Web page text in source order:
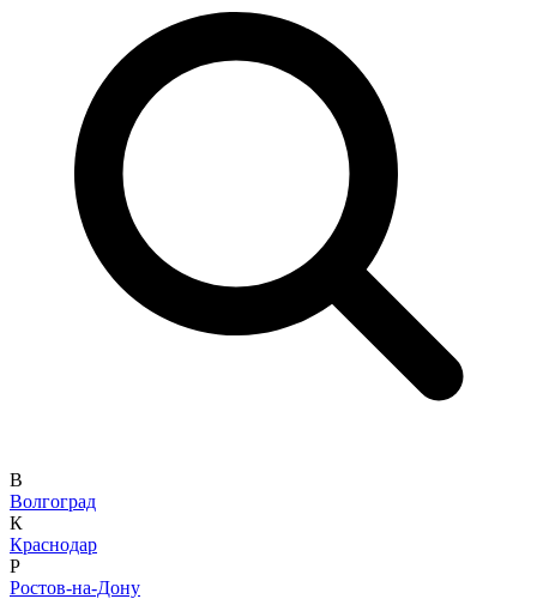
В
Волгоград
К
Краснодар
Р
Ростов-на-Дону